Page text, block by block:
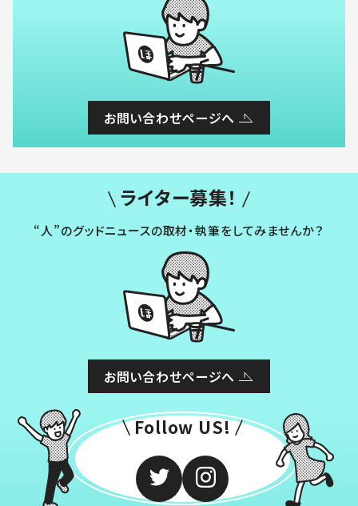
お問い合わせページへ
ライター募集！
“人”のグッドニュースの取材・執筆をしてみませんか？
お問い合わせページへ
Follow US!